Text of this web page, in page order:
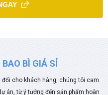
BAO BÌ GIÁ SỈ
cho khách hàng, chúng tôi cam
án, từ ý tưởng đến sản phẩm hoàn